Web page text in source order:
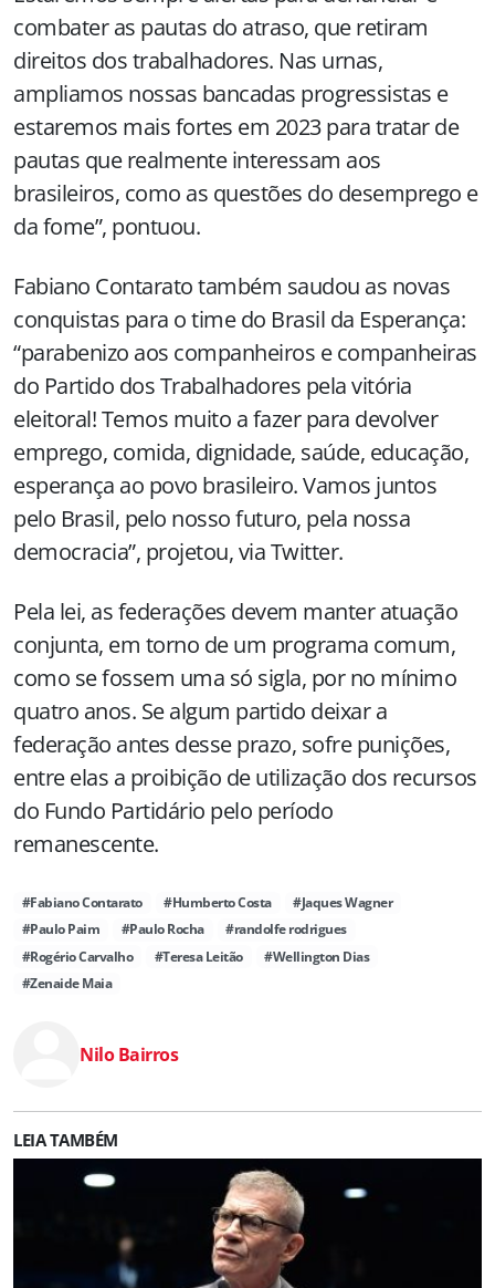
combater as pautas do atraso, que retiram
direitos dos trabalhadores. Nas urnas,
ampliamos nossas bancadas progressistas e
estaremos mais fortes em 2023 para tratar de
pautas que realmente interessam aos
brasileiros, como as questões do desemprego e
da fome”, pontuou.
Fabiano Contarato também saudou as novas
conquistas para o time do Brasil da Esperança:
“parabenizo aos companheiros e companheiras
do Partido dos Trabalhadores pela vitória
eleitoral! Temos muito a fazer para devolver
emprego, comida, dignidade, saúde, educação,
esperança ao povo brasileiro. Vamos juntos
pelo Brasil, pelo nosso futuro, pela nossa
democracia”, projetou, via Twitter.
Pela lei, as federações devem manter atuação
conjunta, em torno de um programa comum,
como se fossem uma só sigla, por no mínimo
quatro anos. Se algum partido deixar a
federação antes desse prazo, sofre punições,
entre elas a proibição de utilização dos recursos
do Fundo Partidário pelo período
remanescente.
#Fabiano Contarato #Humberto Costa
#Jaques Wagner
#Paulo Paim
#Paulo Rocha
#randolfe rodrigues
#Rogério Carvalho
#Teresa Leitão
#Wellington Dias
#Zenaide Maia
Nilo Bairros
LEIA TAMBÉM